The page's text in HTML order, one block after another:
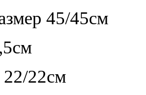
45/45см
22/22см